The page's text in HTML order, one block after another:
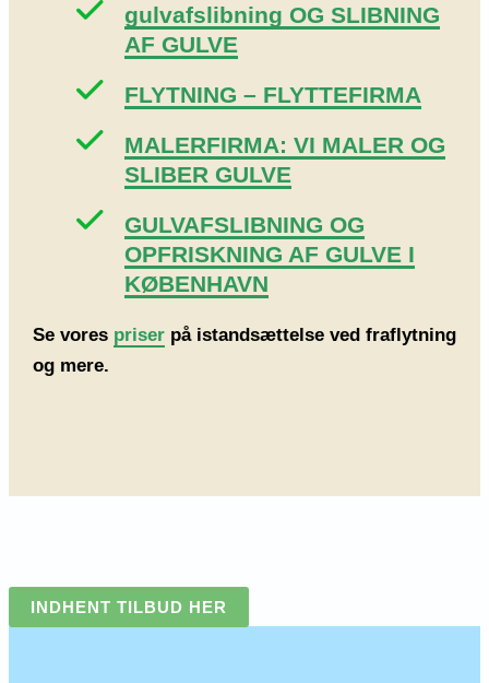
gulvafslibning OG SLIBNING
AF GULVE
FLYTNING – FLYTTEFIRMA
MALERFIRMA: VI MALER OG
SLIBER GULVE
GULVAFSLIBNING OG
OPFRISKNING AF GULVE I
KØBENHAVN
Se vores priser på istandsættelse ved fraflytning
og mere.
INDHENT TILBUD HER